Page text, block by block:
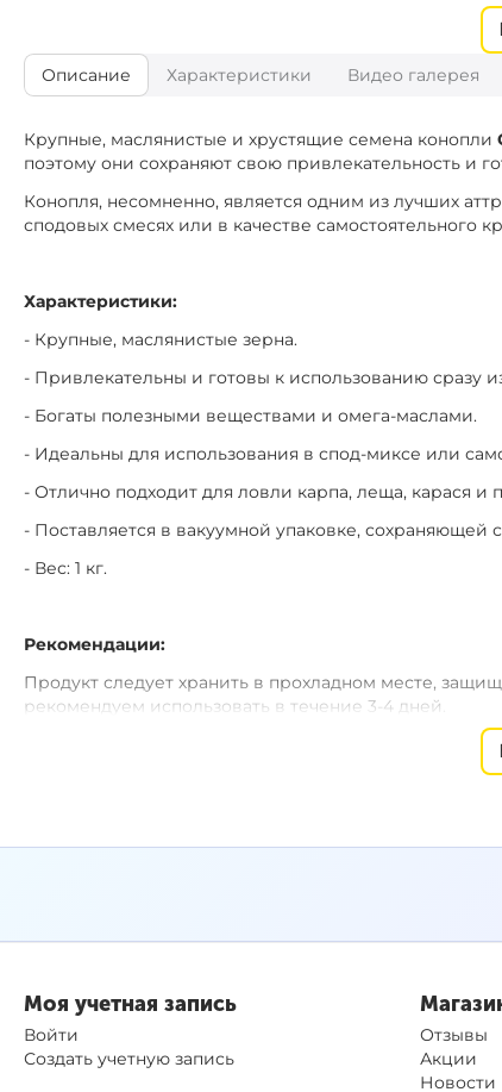
Кукуруза +
CTB087
CTB088
Тип зерновых:
Кукуруза + Конопля с
Описание Характеристики Видео галерея
Крупные, маслянистые и хрустящие семена конопли
поэтому они сохраняют свою привлекательность и
Конопля, несомненно, является одним из лучших
сподовых смесях или в качестве самостоятельного
Характеристики:
- Крупные, маслянистые зерна.
- Привлекательны и готовы к использованию сразу
- Богаты полезными веществами и омега-маслами.
- Идеальны для использования в спод-миксе или
- Отлично подходит для ловли карпа, леща, карася и
- Поставляется в вакуумной упаковке, сохраняющей
- Вес: 1 кг.
Рекомендации:
Продукт следует хранить в прохладном месте,
рекомендуем использовать в течение 3-4 дней.
Конопляные зерна можно усилить с помощью 30 - 50
Моя учетная запись
Войти
Создать учетную запись
Отзывы
Акции
Новости